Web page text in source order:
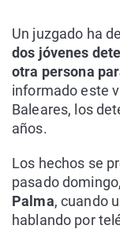
Un juzgado ha
dos jóvenes
otra persona
informado este
Baleares, los
años.
Los hechos se
pasado
Palma, cuando
hablando por